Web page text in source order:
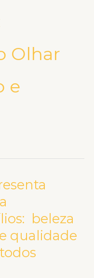
Olhar
e
beleza
qualidade